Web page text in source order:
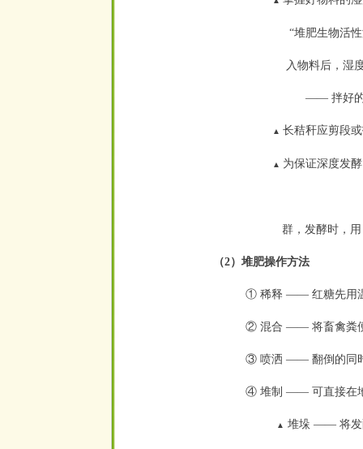
“堆肥生物活
入物料后，湿
—— 拌好的
▲ 长秸秆应剪段
▲ 为保证深度发
群，发酵时，用
（2）堆肥操作方法
① 稀释 —— 红糖先用温
② 混合 —— 将畜禽粪
③ 喷洒 —— 翻倒的同
④ 堆制 —— 可直接在
▲ 堆垛 —— 将